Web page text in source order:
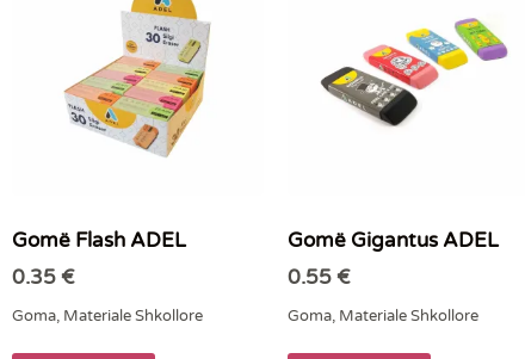
Gomë Flash ADEL
0.35€
Goma, Materiale Shkollore
Gomë Gigantus ADEL
0.55€
Goma, Materiale Shkollore